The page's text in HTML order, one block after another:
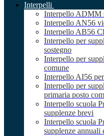
Interpelli
Interpello ADMM
Interpello AN56
Interpello AB56
Interpello per
sostegno
Interpello per
comune
Interpello AI56
Interpello per
primaria posto
Interpello scuola
supplenze brevi
Interpello scuola
supplenze annuali